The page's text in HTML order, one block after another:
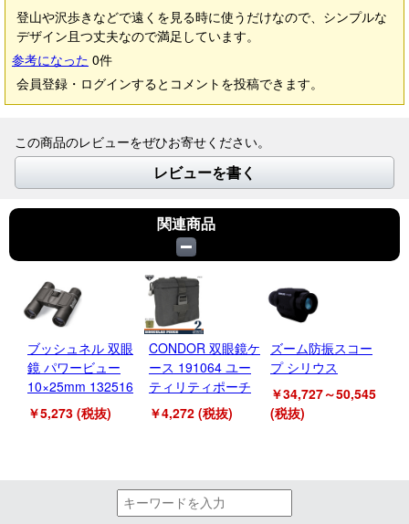
登山や沢歩きなどで遠くを見る時に使うだけなので、シンプルな
デザイン且つ丈夫なので満足しています。
参考になった 0件
会員登録・ログインするとコメントを投稿できます。
この商品のレビューをぜひお寄せください。
レビューを書く
関連商品
ブッシュネル 双眼
鏡 パワービュー
10×25mm 132516
￥5,273 (税抜)
CONDOR 双眼鏡ケ
ース 191064 ユー
ティリティポーチ
￥4,272 (税抜)
ズーム防振スコー
プ シリウス
￥34,727～50,545
(税抜)